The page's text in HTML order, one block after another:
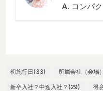
A. コンパ
初施行日(33) 所属会社（会場
新卒入社？中途入社？(29) 得